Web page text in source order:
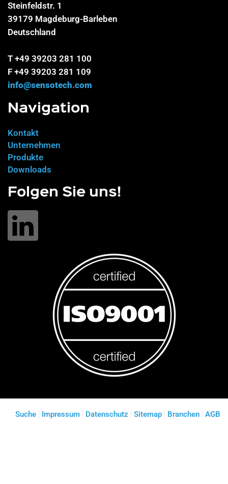
Steinfeldstr. 1
39179 Magdeburg-Barleben
Deutschland
T +49 39203 281 100
F +49 39203 281 109
info@sensotech.com
Navigation
Kontakt
Unternehmen
Produkte
Downloads
Folgen Sie uns!
Suche Impressum Datenschutz Sitemap Branchen AGB